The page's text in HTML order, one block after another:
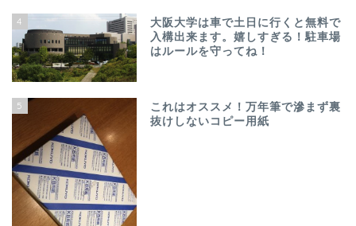
4
大阪大学は車で土日に行くと無料で
入構出来ます。嬉しすぎる！駐車場
はルールを守ってね！
5
これはオススメ！万年筆で滲まず裏
抜けしないコピー用紙